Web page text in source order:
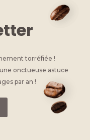
torréfiée !
onctueuse astuce
par an !